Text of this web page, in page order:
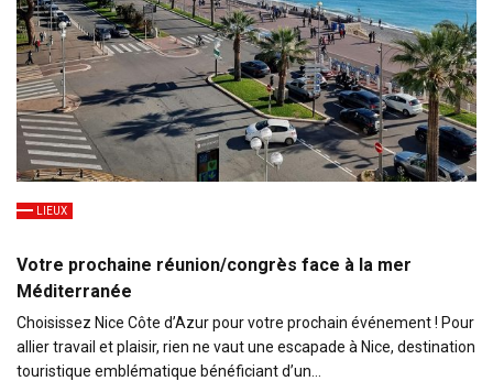
LIEUX
Votre prochaine réunion/congrès face à la mer
Méditerranée
Choisissez Nice Côte d’Azur pour votre prochain événement ! Pour
allier travail et plaisir, rien ne vaut une escapade à Nice, destination
touristique emblématique bénéficiant d’un…